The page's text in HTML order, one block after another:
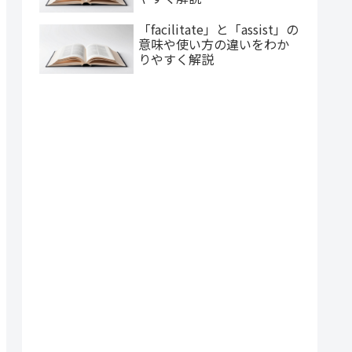
「facilitate」と「assist」の
意味や使い方の違いをわか
りやすく解説